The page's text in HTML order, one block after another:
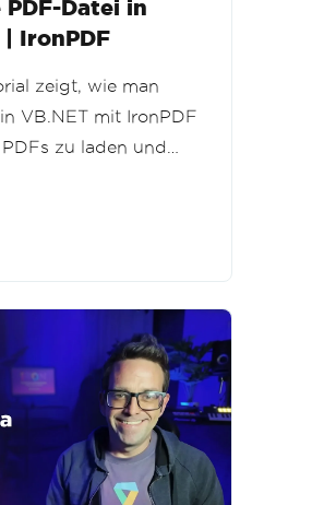
Datei in
IronPDF
zeigt, wie man
VB.NET mit IronPDF
zu laden und